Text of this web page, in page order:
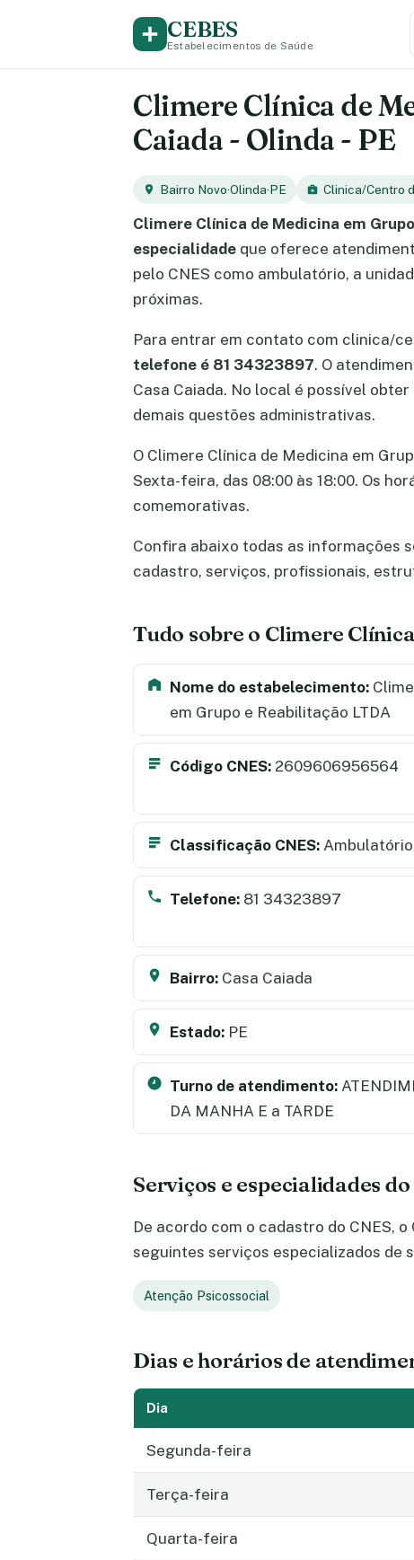
CEBES
Estabelecimentos de Saúde
Climere Clínica de
Caiada - Olinda - PE
Bairro Novo·Olinda·PE Clinica/Centro
Climere Clínica de Medicina em
especialidade que oferece
pelo CNES como ambulatório, a
próximas.
Para entrar em contato com clinica/
telefone é 81 34323897. O
Casa Caiada. No local é possível
demais questões administrativas.
O Climere Clínica de Medicina em
Sexta-feira, das 08:00 às 18:00. Os
comemorativas.
Confira abaixo todas as informações
cadastro, serviços, profissionais,
Tudo sobre o Climere
Nome do estabelecimento:
em Grupo e Reabilitação LTDA
Código CNES: 2609606956564
Classificação CNES: Ambulatório
Telefone: 81 34323897
Bairro: Casa Caiada
Estado: PE
Turno de atendimento:
DA MANHA E a TARDE
Serviços e especialidades
De acordo com o cadastro do CNES,
seguintes serviços especializados de
Atenção Psicossocial
Dias e horários de
Dia
Segunda-feira
Terça-feira
Quarta-feira